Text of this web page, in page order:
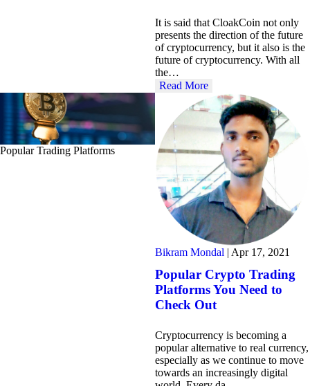
It is said that CloakCoin not only
presents the direction of the future
of cryptocurrency, but it also is the
future of cryptocurrency. With all
the…
Read More
Popular Trading Platforms
Bikram Mondal | Apr 17, 2021
Popular Crypto Trading
Platforms You Need to
Check Out
Cryptocurrency is becoming a
popular alternative to real currency,
especially as we continue to move
towards an increasingly digital